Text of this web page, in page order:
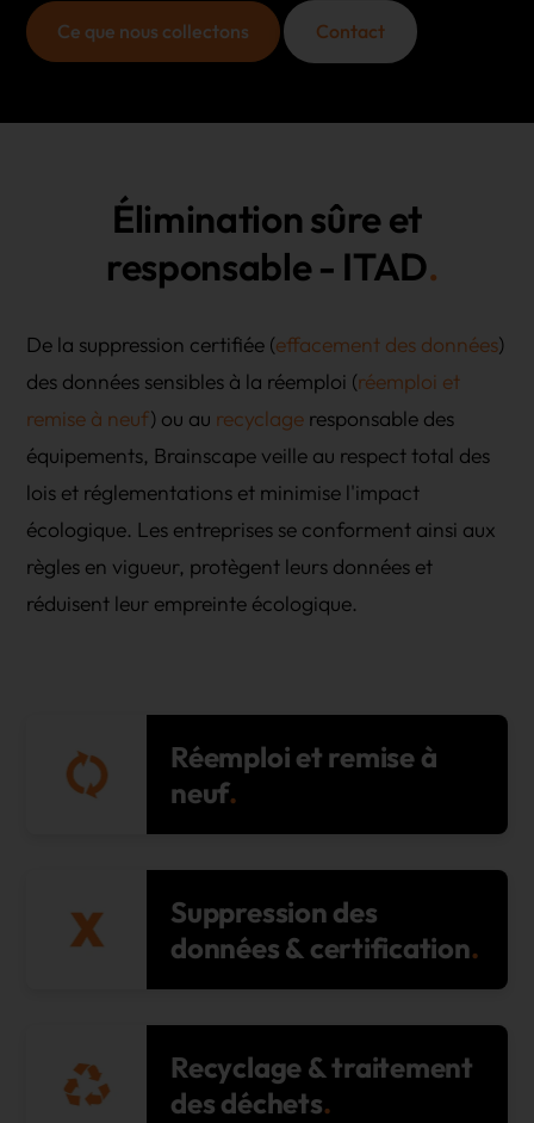
Ce que nous collectons Contact
Élimination sûre et
responsable - ITAD
De la suppression certifiée (effacement des données)
des données sensibles à la réemploi (réemploi et
remise à neuf) ou au recyclage responsable des
équipements, Brainscape veille au respect total des
lois et réglementations et minimise l'impact
écologique. Les entreprises se conforment ainsi aux
règles en vigueur, protègent leurs données et
réduisent leur empreinte écologique.
Réemploi et remise à
neuf
Suppression des
données & certification
Recyclage & traitement
des déchets